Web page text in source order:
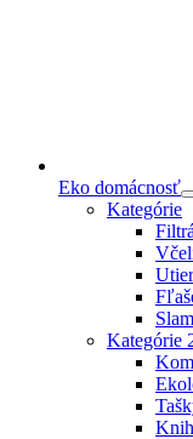
Eko domácnosť
Kategórie
Kategórie